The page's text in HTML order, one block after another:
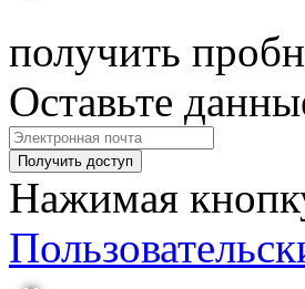
получить
Оставьте
Получить доступ
Нажимая